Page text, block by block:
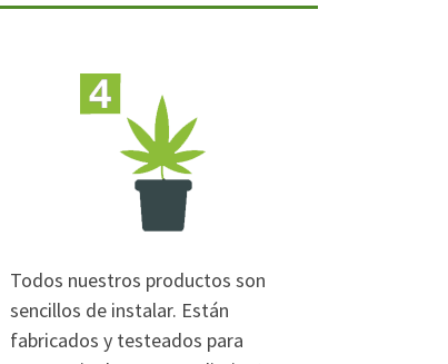
Todos nuestros productos son
sencillos de instalar. Están
fabricados y testeados para